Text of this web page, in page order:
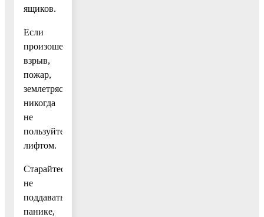
ящиков.
Если
произошел
взрыв,
пожар,
землетрясение,
никогда
не
пользуйтесь
лифтом.
Старайтесь
не
поддаваться
панике,